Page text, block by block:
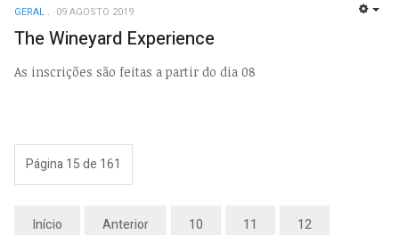
GERAL 09 AGOSTO 2019
The Wineyard Experience
As inscrições são feitas a partir do dia 08
Página 15 de 161
Início Anterior 10 11 12